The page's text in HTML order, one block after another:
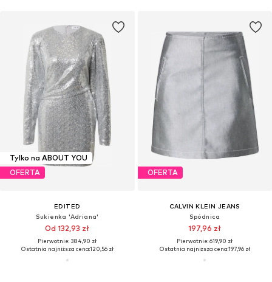
Tylko na ABOUT YOU
OFERTA
EDITED
Sukienka 'Adriana'
Od 132,93 zł
Pierwotnie: 384,90 zł
Ostatnia najniższa cena:120,56 zł
OFERTA
CALVIN KLEIN JEANS
Spódnica
197,96 zł
Pierwotnie: 619,90 zł
Ostatnia najniższa cena:197,96 zł